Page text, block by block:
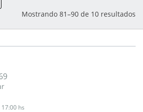
Mostrando 81–90 de 10 resultados
hs